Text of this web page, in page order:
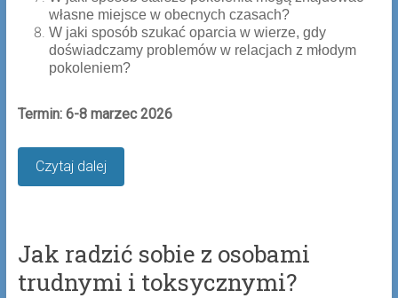
własne miejsce w obecnych czasach?
W jaki sposób szukać oparcia w wierze, gdy
doświadczamy problemów w relacjach z młodym
pokoleniem?
Termin: 6-8 marzec 2026
Czytaj dalej
Jak radzić sobie z osobami
trudnymi i toksycznymi?